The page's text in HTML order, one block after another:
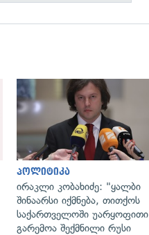
პოლიტიკა
ირაკლი კობახიძე: "ყალბი
შინაარსი იქმნება, თითქოს
საქართველოში უარყოფითი
გარემოა შექმნილი რუსი